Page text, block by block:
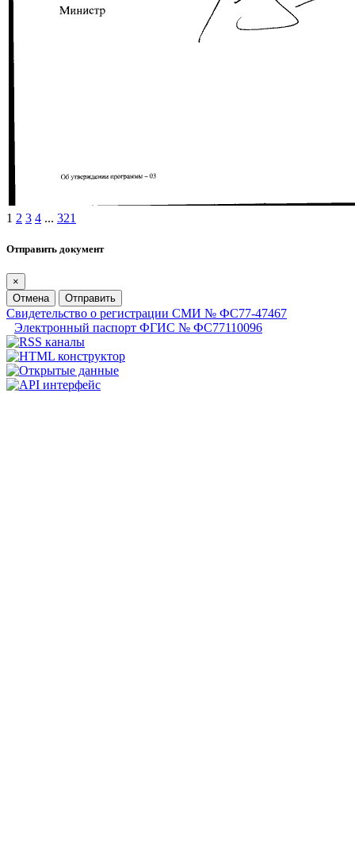
1 2 3 4 ... 321
Отправить документ
×
Отмена
Отправить
Свидетельство о регистрации СМИ № ФС77-47467
Электронный паспорт ФГИС № ФС77110096